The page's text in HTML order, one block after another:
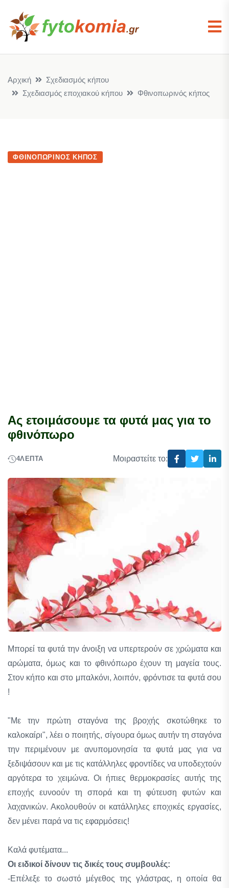
Αρχική
Σχεδιασμός κήπου
Σχεδιασμός εποχιακού κήπου
Φθινοπωρινός κήπος
ΦΘΙΝΟΠΩΡΙΝΌΣ ΚΉΠΟΣ
Ας ετοιμάσουμε τα φυτά μας για το
φθινόπωρο
4ΛΕΠΤΆ Μοιραστείτε το:
Μπορεί τα φυτά την άνοιξη να υπερτερούν σε χρώματα και
αρώματα, όμως και το φθινόπωρο έχουν τη μαγεία τους.
Στον κήπο και στο μπαλκόνι, λοιπόν, φρόντισε τα φυτά σου
!
"Με την πρώτη σταγόνα της βροχής σκοτώθηκε το
καλοκαίρι", λέει ο ποιητής, σίγουρα όμως αυτήν τη σταγόνα
την περιμένουν με ανυπομονησία τα φυτά μας για να
ξεδιψάσουν και με τις κατάλληλες φροντίδες να υποδεχτούν
αργότερα το χειμώνα. Οι ήπιες θερμοκρασίες αυτής της
εποχής ευνοούν τη σπορά και τη φύτευση φυτών και
λαχανικών. Ακολουθούν οι κατάλληλες εποχικές εργασίες,
δεν μένει παρά να τις εφαρμόσεις!
Καλά φυτέματα...
Οι ειδικοί δίνουν τις δικές τους συμβουλές:
-Επέλεξε το σωστό μέγεθος της γλάστρας, η οποία θα